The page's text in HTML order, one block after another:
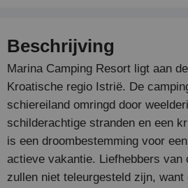
Beschrijving
Marina Camping Resort ligt aan
Kroatische regio Istrië. De
schiereiland omringd door
schilderachtige stranden en een
is een droombestemming voor
actieve vakantie. Liefhebbers van
zullen niet teleurgesteld zijn,